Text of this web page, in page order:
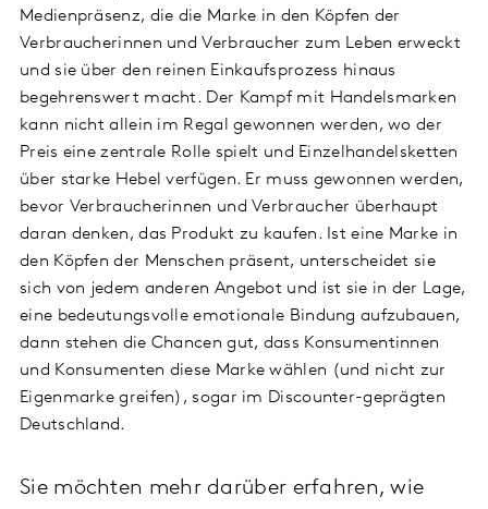
Medienpräsenz, die die Marke in den Köpfen der
Verbraucherinnen und Verbraucher zum Leben erweckt
und sie über den reinen Einkaufsprozess hinaus
begehrenswert macht. Der Kampf mit Handelsmarken
kann nicht allein im Regal gewonnen werden, wo der
Preis eine zentrale Rolle spielt und Einzelhandelsketten
über starke Hebel verfügen. Er muss gewonnen werden,
bevor Verbraucherinnen und Verbraucher überhaupt
daran denken, das Produkt zu kaufen. Ist eine Marke in
den Köpfen der Menschen präsent, unterscheidet sie
sich von jedem anderen Angebot und ist sie in der Lage,
eine bedeutungsvolle emotionale Bindung aufzubauen,
dann stehen die Chancen gut, dass Konsumentinnen
und Konsumenten diese Marke wählen (und nicht zur
Eigenmarke greifen), sogar im Discounter-geprägten
Deutschland.
Sie möchten mehr darüber erfahren, wie